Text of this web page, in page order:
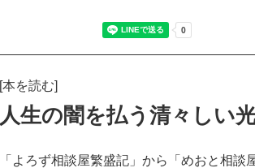
[本を読む]
人生の闇を払う清々しい
「よろず相談屋繁盛記」から「めおと相